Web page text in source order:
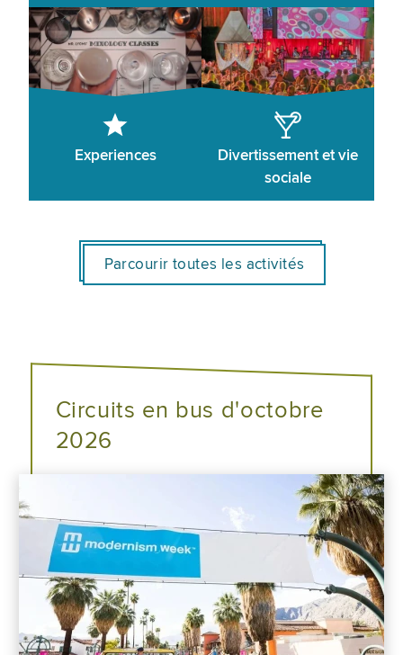
Experiences
Divertissement et vie
sociale
Parcourir toutes les activités
Circuits en bus d'octobre
2026